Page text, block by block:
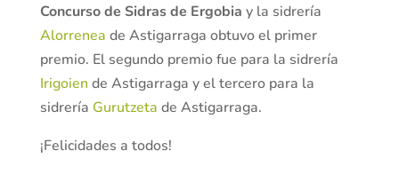
Concurso de Sidras de Ergobia y la sidrería
Alorrenea de Astigarraga obtuvo el primer
premio. El segundo premio fue para la sidrería
Irigoien de Astigarraga y el tercero para la
sidrería Gurutzeta de Astigarraga.
¡Felicidades a todos!